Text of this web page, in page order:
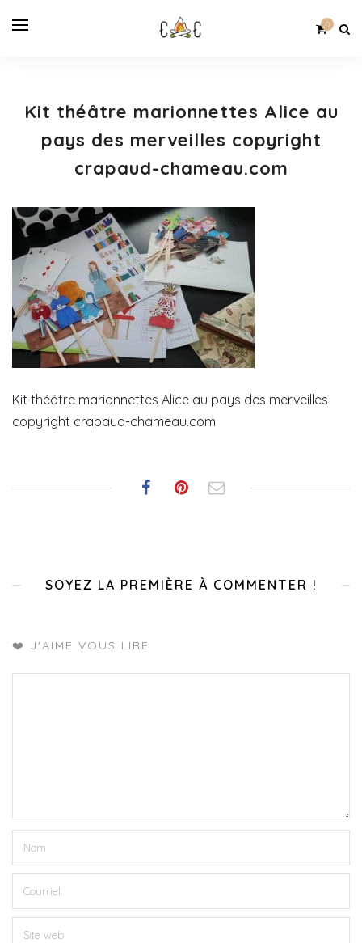
0
Kit théâtre marionnettes Alice au
pays des merveilles copyright
crapaud-chameau.com
Kit théâtre marionnettes Alice au pays des merveilles
copyright crapaud-chameau.com
SOYEZ LA PREMIÈRE À COMMENTER !
❤️ J'AIME VOUS LIRE